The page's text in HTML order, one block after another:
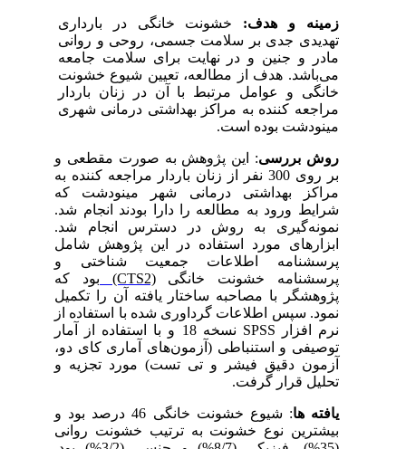
زمینه و هدف:خشونت خانگی در بارداری
تهدیدی جدی بر سلامت جسمی، روحی و روانی
مادر و جنین و در نهایت برای سلامت جامعه
می‌باشد. هدف از مطالعه، تعیین شیوع خشونت
خانگی و عوامل مرتبط با آن در زنان باردار
مراجعه کننده به مراکز بهداشتی درمانی شهری
مینودشت بوده است.
روش بررسی: این پژوهش به صورت مقطعی و
بر روی 300 نفر از زنان باردار مراجعه کننده به
مراکز بهداشتی درمانی شهر مینودشت که
شرایط ورود به مطالعه را دارا بودند انجام شد.
نمونه‌گیری به روش در دسترس انجام شد.
ابزارهای مورد استفاده در این پژوهش شامل
پرسشنامه اطلاعات جمعیت شناختی و
پرسشنامه خشونت خانگی
(CTS2)
بود که
پژوهشگر با مصاحبه ساختار یافته آن را تکمیل
نمود. سپس اطلاعات گرداوری شده با استفاده از
نرم افزار SPSS
نسخه 18 و با استفاده از آمار
توصیفی و استنباطی (آزمون‌های آماری کای دو،
آزمون دقیق فیشر و تی تست) مورد تجزیه و
تحلیل قرار گرفت.
یافته ها
: شیوع خشونت خانگی 46 درصد بود و
بیشترین نوع خشونت به ترتیب خشونت روانی